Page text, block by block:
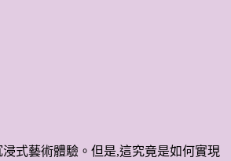
式藝術體驗。但是,這究竟是如何實現